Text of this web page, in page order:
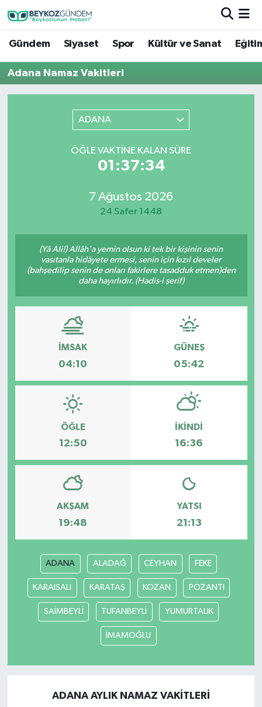
Gündem Siyaset Spor Kültür ve Sanat
Adana Namaz Vakitleri
ADANA
ÖĞLE VAKTINE KALAN SÜRE
01:37:34
7 Ağustos 2026
24 Safer 1448
(Yâ Ali!) Allâh'a yemin olsun ki tek bir kişinin senin
vasıtanla hidâyete ermesi, senin için kızıl develer
(bahşedilip senin de onları fakirlere tasadduk etmen)den
daha hayırlıdır. (Hadis-i şerif)
İMSAK
04:10
GÜNEŞ
05:42
ÖĞLE
12:50
İKINDI
16:36
AKŞAM
19:48
YATSI
21:13
ADANA ALADAĞ CEYHAN FEKE
KARAISALI KARATAŞ KOZAN POZANTI
SAİMBEYLİ TUFANBEYLİ YUMURTALIK
İMAMOĞLU
ADANA AYLIK NAMAZ VAKITLERI
Hava Durumu
Trafik Durumu
Son Dakika Haberleri